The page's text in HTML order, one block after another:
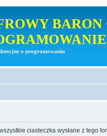
BARON
o programowaniu
ciasteczka wysłane z tego